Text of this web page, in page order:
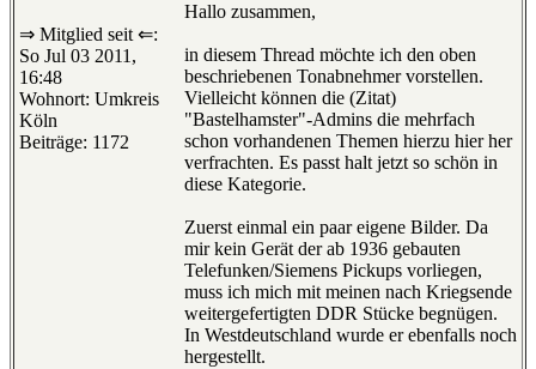
⇒ Mitglied seit ⇐:
So Jul 03 2011,
16:48
Wohnort: Umkreis
Köln
Beiträge: 1172
Hallo zusammen,
in diesem Thread möchte ich den oben
beschriebenen Tonabnehmer vorstellen.
Vielleicht können die (Zitat)
"Bastelhamster"-Admins die mehrfach
schon vorhandenen Themen hierzu hier her
verfrachten. Es passt halt jetzt so schön in
diese Kategorie.
Zuerst einmal ein paar eigene Bilder. Da
mir kein Gerät der ab 1936 gebauten
Telefunken/Siemens Pickups vorliegen,
muss ich mich mit meinen nach Kriegsende
weitergefertigten DDR Stücke begnügen.
In Westdeutschland wurde er ebenfalls noch
hergestellt.